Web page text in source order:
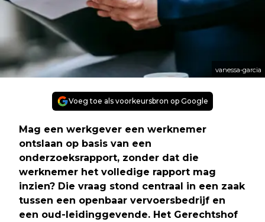
vanessa-garcia
Voeg toe als voorkeursbron op Google
Mag een werkgever een werknemer
ontslaan op basis van een
onderzoeksrapport, zonder dat die
werknemer het volledige rapport mag
inzien? Die vraag stond centraal in een zaak
tussen een openbaar vervoersbedrijf en
een oud-leidinggevende. Het Gerechtshof